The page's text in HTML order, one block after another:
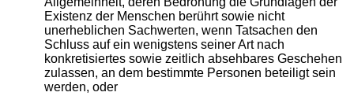
Existenz der Menschen berührt sowie nicht
unerheblichen Sachwerten, wenn Tatsachen den
Schluss auf ein wenigstens seiner Art nach
konkretisiertes sowie zeitlich absehbares Geschehen
zulassen, an dem bestimmte Personen beteiligt sein
werden, oder